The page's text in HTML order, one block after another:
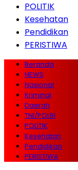
POLITIK
Kesehatan
Pendidikan
PERISTIWA
Beranda
NEWS
Nasional
Kriminal
Daerah
TNI/POLRI
POLITIK
Kesehatan
Pendidikan
PERISTIWA